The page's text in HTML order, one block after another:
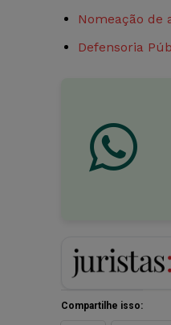
Nomeação de
Defensoria
Compartilhe isso: